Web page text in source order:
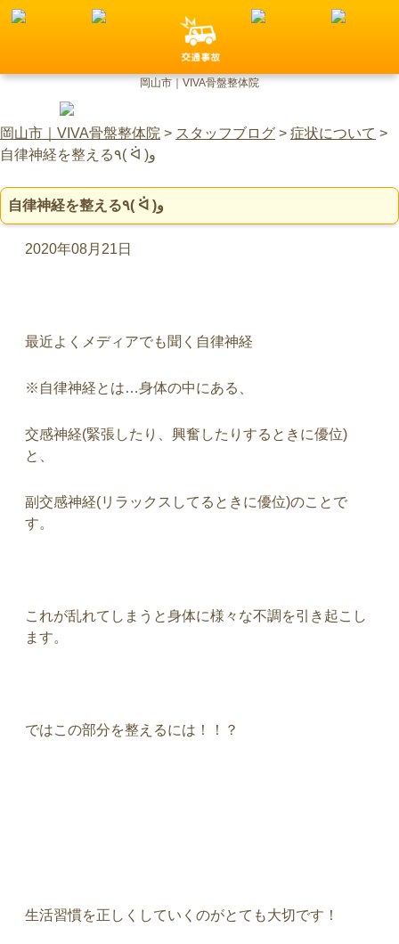
岡山市｜VIVA骨盤整体院
岡山市｜VIVA骨盤整体院 > スタッフブログ > 症状について >
自律神経を整える٩( ᐛ )و
自律神経を整える٩( ᐛ )و
2020年08月21日
最近よくメディアでも聞く自律神経
※ 自律神経とは…身体の中にある、
交感神経(緊張したり、興奮したりするときに優位)
と、
副交感神経(リラックスしてるときに優位)のことで
す。
これが乱れてしまうと身体に様々な不調を引き起こし
ます。
ではこの部分を整えるには！！？
生活習慣を正しくしていくのがとても大切です！